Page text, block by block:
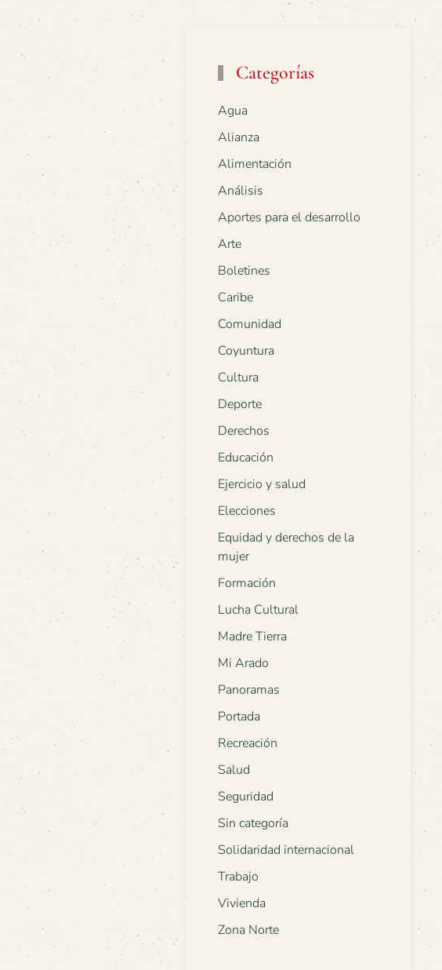
Categorías
Agua
Alianza
Alimentación
Análisis
Aportes para el desarrollo
Arte
Boletines
Caribe
Comunidad
Coyuntura
Cultura
Deporte
Derechos
Educación
Ejercicio y salud
Elecciones
Equidad y derechos de la
mujer
Formación
Lucha Cultural
Madre Tierra
Mi Arado
Panoramas
Portada
Recreación
Salud
Seguridad
Sin categoría
Solidaridad internacional
Trabajo
Vivienda
Zona Norte